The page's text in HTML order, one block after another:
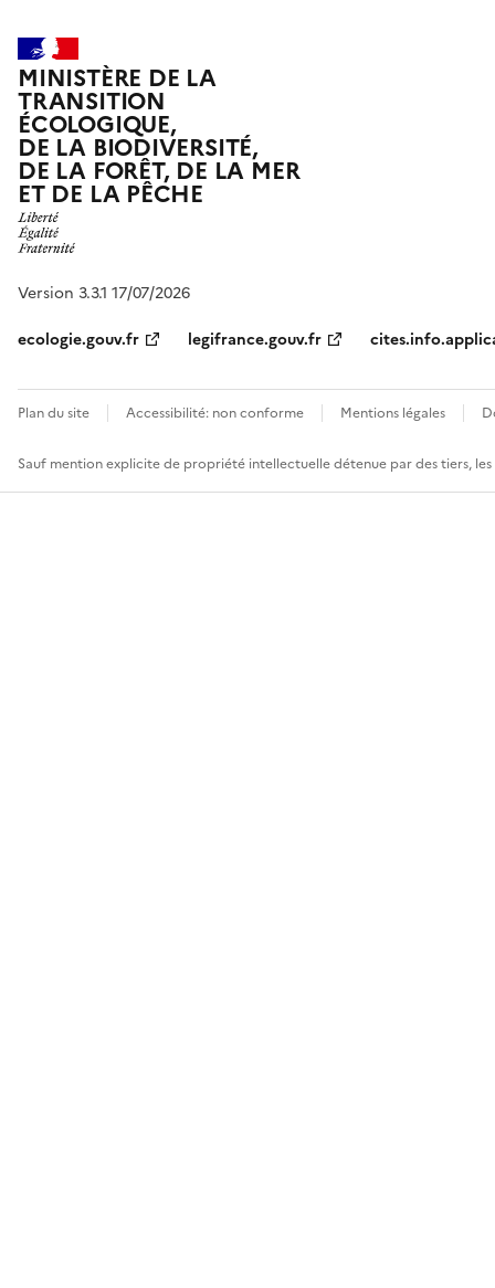
MINISTÈRE DE LA
TRANSITION
ÉCOLOGIQUE,
DE LA BIODIVERSITÉ,
DE LA FORÊT, DE LA MER
ET DE LA PÊCHE
Version 3.3.1 17/07/2026
ecologie.gouv.fr
legifrance.gouv.fr
Plan du site Accessibilité: non conforme Mentions légales
Sauf mention explicite de propriété intellectuelle détenue par des tiers,